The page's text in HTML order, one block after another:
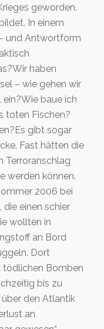
geworden.
In einem
und Antwortform
haben
– wie gehen wir
baue ich
toten Fischen?
gibt sogar
Fast hätten die
Terroranschlag
werden können.
2006 bei
die einen schier
wollten in
an Bord
Dort
Bomben
bis zu
den Atlantik
an